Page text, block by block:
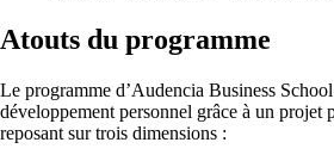
Atouts du programme
Le programme d’Audencia Business
développement personnel grâce à un projet
reposant sur trois dimensions :